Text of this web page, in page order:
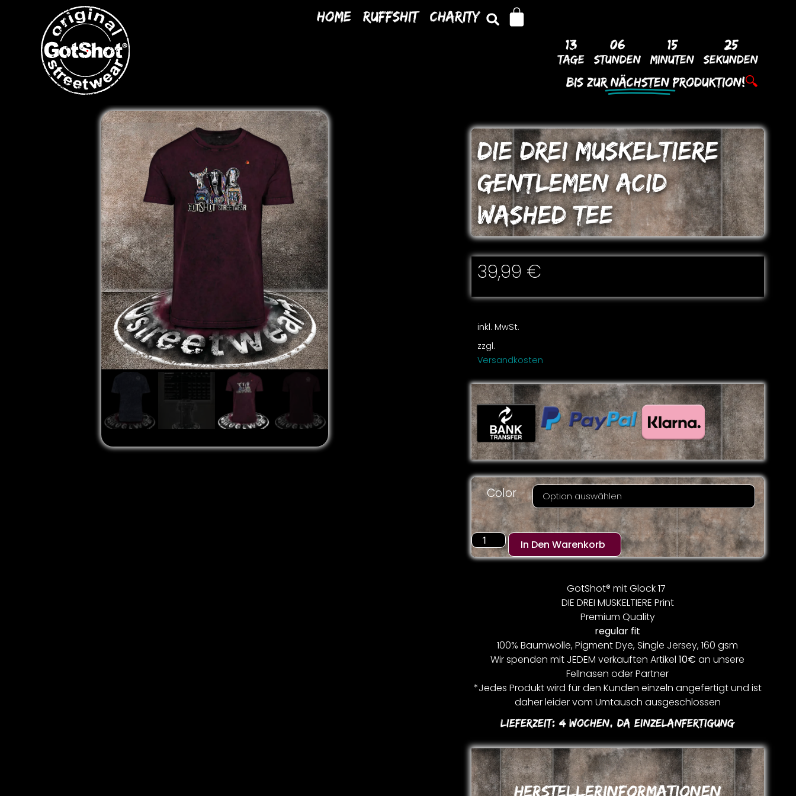
Home Ruffshit
Charity
13
Tage
06
Stunden
15
Minuten
25
Sekunden
Bis ZurNächsten Produktion!🔍
DIE DREI MUSKELTIERE
GENTLEMEN ACID
WASHED TEE
39,99 €
inkl. MwSt.
zzgl.
Versandkosten
Color
In Den Warenkorb
GotShot® mit Glock 17
DIE DREI MUSKELTIERE Print
Premium Quality
regular fit
100% Baumwolle, Pigment Dye, Single Jersey, 160 gsm
Wir spenden mit JEDEM verkauften Artikel10€ an unsere
Fellnasen oder Partner
*Jedes Produkt wird für den Kunden einzeln angefertigt und ist
daher leider vom Umtausch ausgeschlossen
Lieferzeit:4 Wochen, Da Einzelanfertigung
Herstellerinformationen